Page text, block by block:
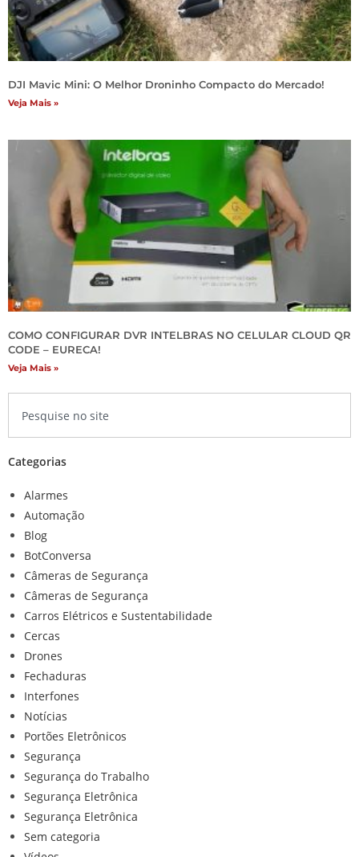
DJI Mavic Mini: O Melhor Droninho Compacto do Mercado!
Veja Mais »
COMO CONFIGURAR DVR INTELBRAS NO CELULAR CLOUD QR
CODE – EURECA!
Veja Mais »
Categorias
Alarmes
Automação
Blog
BotConversa
Câmeras de Segurança
Câmeras de Segurança
Carros Elétricos e Sustentabilidade
Cercas
Drones
Fechaduras
Interfones
Notícias
Portões Eletrônicos
Segurança
Segurança do Trabalho
Segurança Eletrônica
Segurança Eletrônica
Sem categoria